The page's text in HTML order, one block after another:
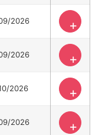
2026 +
2026 +
2026 +
2026 +